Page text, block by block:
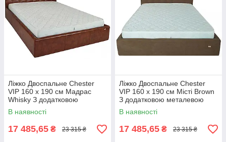
Ліжко Двоспальне Chester
VIP 160 х 190 см Мадрас
Whisky З додатковою
металевою цільнозварною
рамою Коричневий
В наявності
17 485,65 ₴ 23 315 ₴
Ліжко Двоспальне Chester
VIP 160 х 190 см Місті Brown
З додатковою металевою
цільнозварною рамою
Коричневий
В наявності
17 485,65 ₴ 23 315 ₴